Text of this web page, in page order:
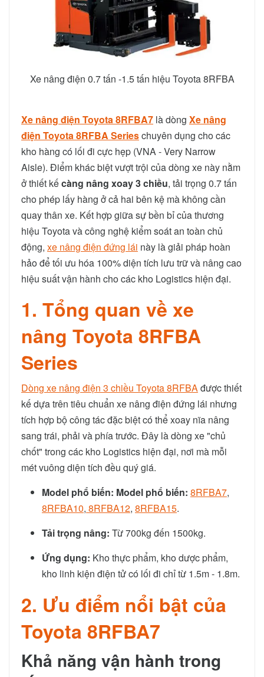
Xe nâng điện 0.7 tấn -1.5 tấn hiệu Toyota 8RFBA
Xe nâng điện Toyota 8RFBA7 là dòng Xe nâng
điện Toyota 8RFBA Serieschuyên dụng cho các
kho hàng có lối đi cực hẹp (VNA - Very Narrow
Aisle). Điểm khác biệt vượt trội của dòng xe này nằm
ở thiết kếcàng nâng xoay 3 chiều, tải trọng 0.7 tấn
cho phép lấy hàng ở cả hai bên kệ mà không cần
quay thân xe. Kết hợp giữa sự bền bỉ của thương
hiệu Toyota và công nghệ kiểm soát an toàn chủ
động, xe nâng điện đứng lái này là giải pháp hoàn
hảo để tối ưu hóa 100% diện tích lưu trữ và nâng cao
hiệu suất vận hành cho các kho Logistics hiện đại.
1. Tổng quan về xe
nâng Toyota 8RFBA
Series
Dòng xe nâng điện 3 chiều Toyota 8RFBAđược thiết
kế dựa trên tiêu chuẩn xe nâng điện đứng lái nhưng
tích hợp bộ công tác đặc biệt có thể xoay nĩa nâng
sang trái, phải và phía trước. Đây là dòng xe "chủ
chốt" trong các kho Logistics hiện đại, nơi mà mỗi
mét vuông diện tích đều quý giá.
Model phổ biến: Model phổ biến: 8RFBA7,
8RFBA10, 8RFBA12, 8RFBA15.
Tải trọng nâng: Từ 700kg đến 1500kg.
Ứng dụng: Kho thực phẩm, kho dược phẩm,
kho linh kiện điện tử có lối đi chỉ từ 1.5m - 1.8m.
2. Ưu điểm nổi bật của
Toyota 8RFBA7
Khả năng vận hành trong